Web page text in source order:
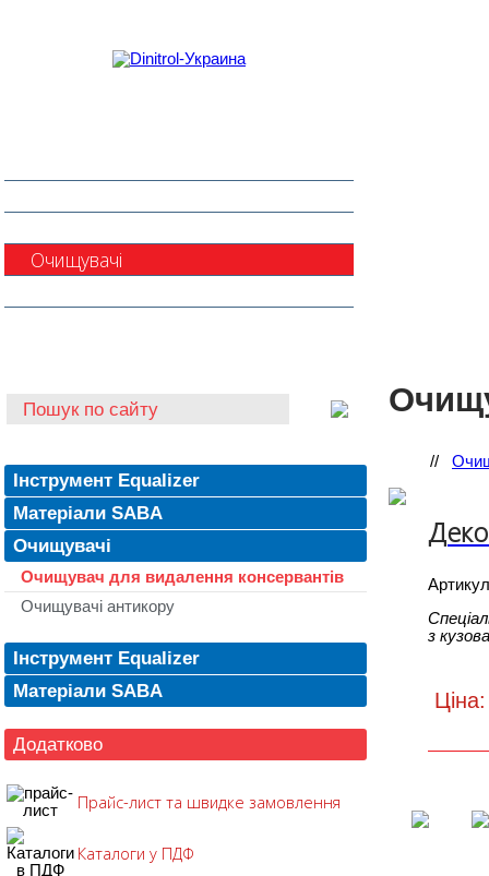
Очищувачі
Інструмент Equalizer
Матеріали SABA
Очищувачі
Очищувач для видалення консервантів
Очищувачі антикору
Інструмент Equalizer
Матеріали SABA
Додатково
Прайс-лист та швидке замовлення
Каталоги у ПДФ
//
з
Ціна: